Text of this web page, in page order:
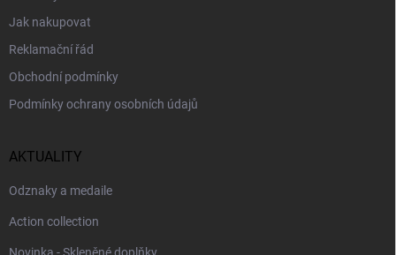
Jak nakupovat
Reklamační řád
Obchodní podmínky
Podmínky ochrany osobních údajů
AKTUALITY
Odznaky a medaile
Action collection